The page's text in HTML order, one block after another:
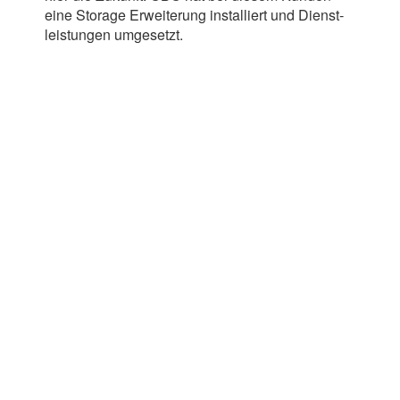
eine Sto­rage Erwei­te­rung instal­liert und Dienst­
leis­tun­gen umge­setzt.